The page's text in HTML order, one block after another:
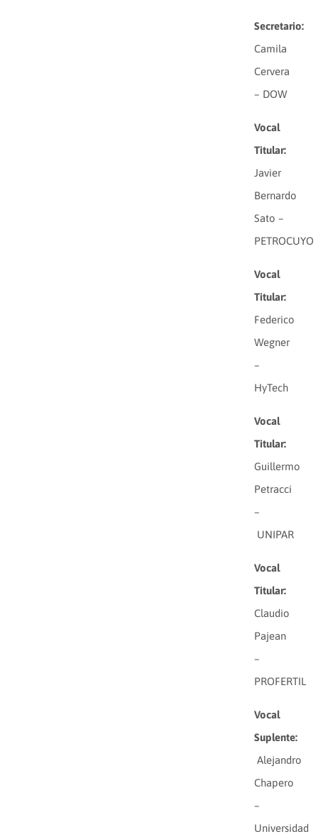
Secretario:
Camila
Cervera
– DOW
Vocal
Titular:
Javier
Bernardo
Sato –
PETROCUYO
Vocal
Titular:
Federico
Wegner
–
HyTech
Vocal
Titular:
Guillermo
Petracci
–
UNIPAR
Vocal
Titular:
Claudio
Pajean
–
PROFERTIL
Vocal
Suplente:
Alejandro
Chapero
–
Universidad